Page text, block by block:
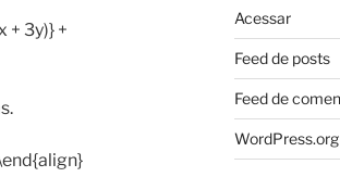
+ 3y)} +
Acessar
Feed de posts
Feed de
WordPress.org